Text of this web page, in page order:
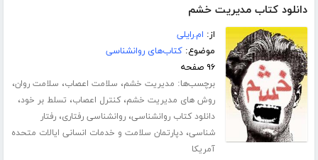
دانلود کتاب مدیریت خشم
از: ام.رایلی
موضوع:کتاب‌های روانشناسی
۹۶ صفحه
برچسب‌ها: مدیریت خشم، سلامت اعصاب، سلامت روان،
روش های مدیریت خشم،کنترل اعصاب، تسلط بر خود،
دانلود کتاب روانشناسی،روانشناسی رفتاری،رفتار
شناسی،دپارتمان سلامت و خدمات انسانی ایالات متحده
آمریکا